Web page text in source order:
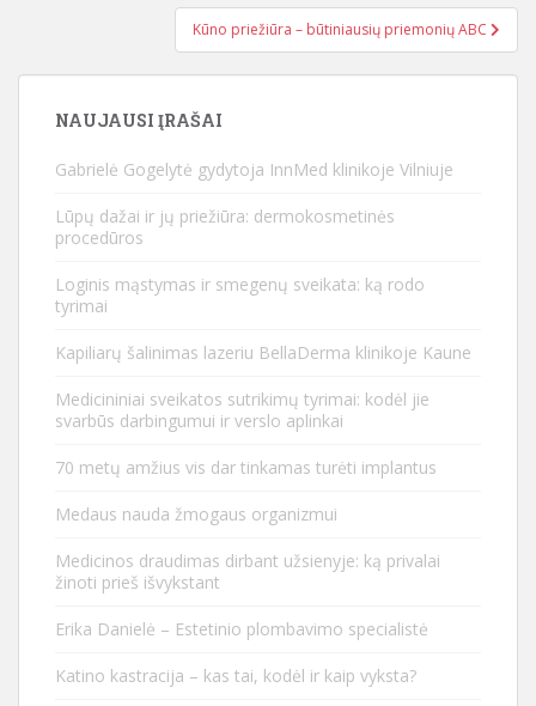
Kūno priežiūra – būtiniausių priemonių ABC
NAUJAUSI ĮRAŠAI
Gabrielė Gogelytė gydytoja InnMed klinikoje Vilniuje
Lūpų dažai ir jų priežiūra: dermokosmetinės
procedūros
Loginis mąstymas ir smegenų sveikata: ką rodo
tyrimai
Kapiliarų šalinimas lazeriu BellaDerma klinikoje Kaune
Medicininiai sveikatos sutrikimų tyrimai: kodėl jie
svarbūs darbingumui ir verslo aplinkai
70 metų amžius vis dar tinkamas turėti implantus
Medaus nauda žmogaus organizmui
Medicinos draudimas dirbant užsienyje: ką privalai
žinoti prieš išvykstant
Erika Danielė – Estetinio plombavimo specialistė
Katino kastracija – kas tai, kodėl ir kaip vyksta?